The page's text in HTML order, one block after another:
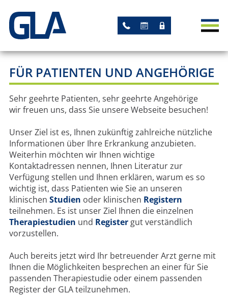
AKTUELLES
TERMINE
STUDIEN
AKADEMISCHE STUDIEN
STUDIEN MIT GLA-
LEITUNG
ARBEITSGRUPPEN
REGISTER
ÜBER UNS
FÜR PATIENTEN UND ANGEHÖRIGE
Sehr geehrte Patienten, sehr geehrte Angehörige
wir freuen uns, dass Sie unsere Webseite besuchen!
Unser Ziel ist es, Ihnen zukünftig zahlreiche nützliche
Informationen über Ihre Erkrankung anzubieten.
Weiterhin möchten wir Ihnen wichtige
Kontaktadressen nennen, Ihnen Literatur zur
Verfügung stellen und Ihnen erklären, warum es so
wichtig ist, dass Patienten wie Sie an unseren
klinischen Studien oder klinischen Registern
teilnehmen. Es ist unser Ziel Ihnen die einzelnen
Therapiestudien und Register gut verständlich
vorzustellen.
Auch bereits jetzt wird Ihr betreuender Arzt gerne mit
Ihnen die Möglichkeiten besprechen an einer für Sie
passenden Therapiestudie oder einem passenden
Register der GLA teilzunehmen.